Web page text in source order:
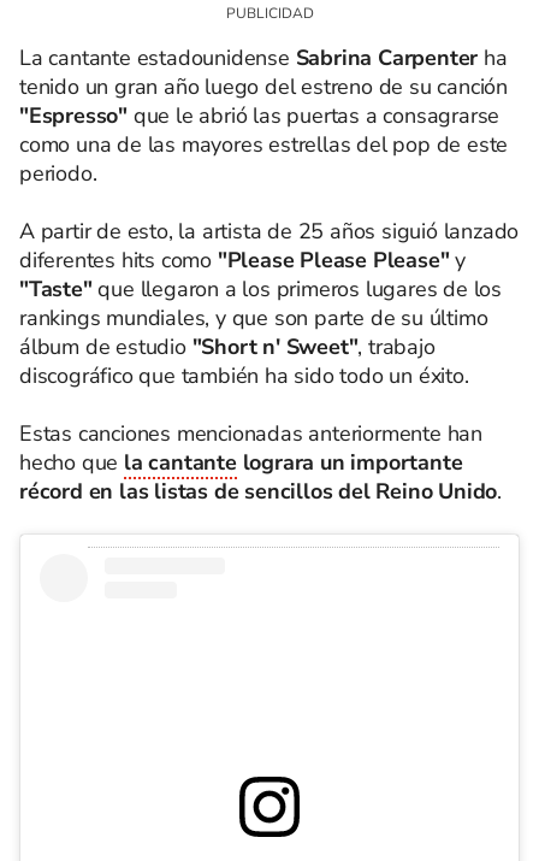
La cantante estadounidense Sabrina Carpenter ha
tenido un gran año luego del estreno de su canción
"Espresso" que le abrió las puertas a consagrarse
como una de las mayores estrellas del pop de este
periodo.
A partir de esto, la artista de 25 años siguió lanzado
diferentes hits como "Please Please Please" y
"Taste" que llegaron a los primeros lugares de los
rankings mundiales, y que son parte de su último
álbum de estudio "Short n' Sweet", trabajo
discográfico que también ha sido todo un éxito.
Estas canciones mencionadas anteriormente han
hecho que la cantantelograra un importante
récord en las listas de sencillos del Reino Unido.